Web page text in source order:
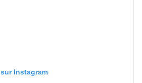
Instagram